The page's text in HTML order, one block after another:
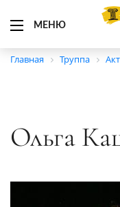
МЕНЮ
Главная Труппа
Ольга